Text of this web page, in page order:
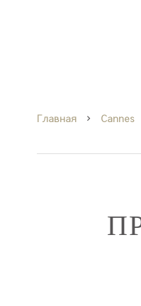
Главная Cannes